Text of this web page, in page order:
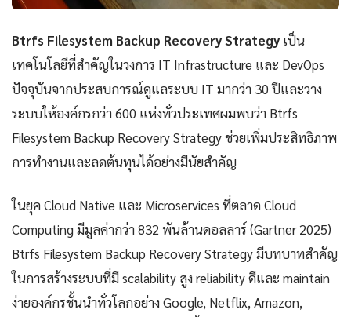
Btrfs Filesystem Backup Recovery Strategy เป็น
เทคโนโลยีที่สำคัญในวงการ IT Infrastructure และ DevOps
ปัจจุบันจากประสบการณ์ดูแลระบบ IT มากว่า 30 ปีและวาง
ระบบให้องค์กรกว่า 600 แห่งทั่วประเทศผมพบว่า Btrfs
Filesystem Backup Recovery Strategy ช่วยเพิ่มประสิทธิภาพ
การทำงานและลดต้นทุนได้อย่างมีนัยสำคัญ
ในยุค Cloud Native และ Microservices ที่ตลาด Cloud
Computing มีมูลค่ากว่า 832 พันล้านดอลลาร์ (Gartner 2025)
Btrfs Filesystem Backup Recovery Strategy มีบทบาทสำคัญ
ในการสร้างระบบที่มี scalability สูง reliability ดีและ maintain
ง่ายองค์กรชั้นนำทั่วโลกอย่าง Google, Netflix, Amazon,